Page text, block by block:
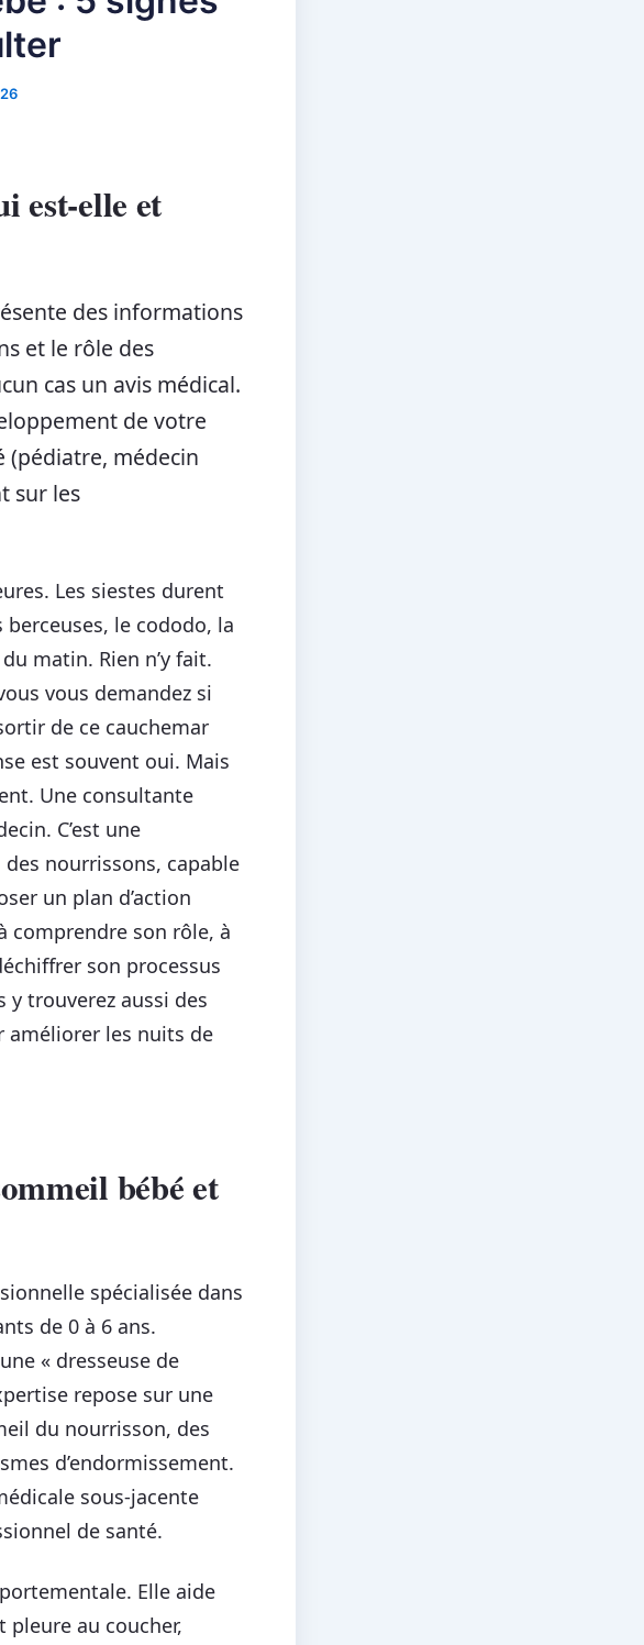
est-elle et
des informations
et le rôle des
cas un avis médical.
de votre
(pédiatre, médecin
sur les
Les siestes durent
le cododo, la
matin. Rien n’y fait.
vous demandez si
de ce cauchemar
est souvent oui. Mais
Une consultante
C’est une
nourrissons, capable
un plan d’action
comprendre son rôle, à
son processus
y trouverez aussi des
améliorer les nuits de
bébé et
spécialisée dans
de 0 à 6 ans.
« dresseuse de
repose sur une
du nourrisson, des
d’endormissement.
sous-jacente
de santé.
Elle aide
au coucher,